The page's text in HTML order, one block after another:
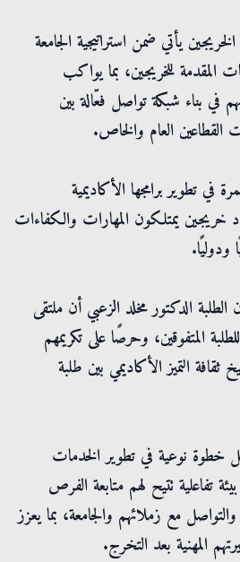
يأتي ضمن استراتيجية الجامعة
المقدمة للخريجين، بما يواكب
بناء شبكة تواصل فعّالة بين
القطاعين العام والخاص.
في تطوير برامجها الأكاديمية
خريجين يمتلكون المهارات والكفاءات
ودوليًا.
الدكتور مخلد الزعبي أن ملتقى
المتفوقين، وحرصًا على تكريمهم
ثقافة التميز الأكاديمي بين طلبة
خطوة نوعية في تطوير الخدمات
تفاعلية تتيح لهم متابعة الفرص
والتواصل مع زملائهم والجامعة، بما يعزز
المهنية بعد التخرج.